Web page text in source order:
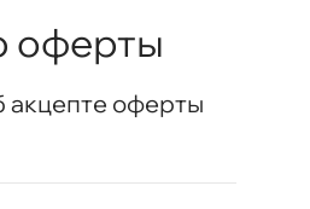
оферты
акцепте оферты